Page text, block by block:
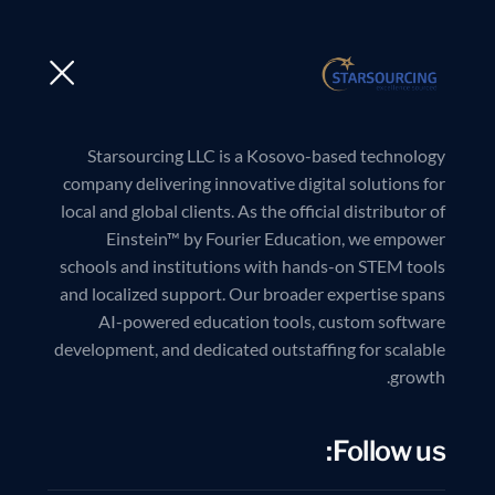
Starsourcing LLC is a Kosovo-based technology
company delivering innovative digital solutions for
local and global clients. As the official distributor of
Einstein™ by Fourier Education, we empower
schools and institutions with hands-on STEM tools
and localized support. Our broader expertise spans
AI-powered education tools, custom software
development, and dedicated outstaffing for scalable
growth.
Follow us: